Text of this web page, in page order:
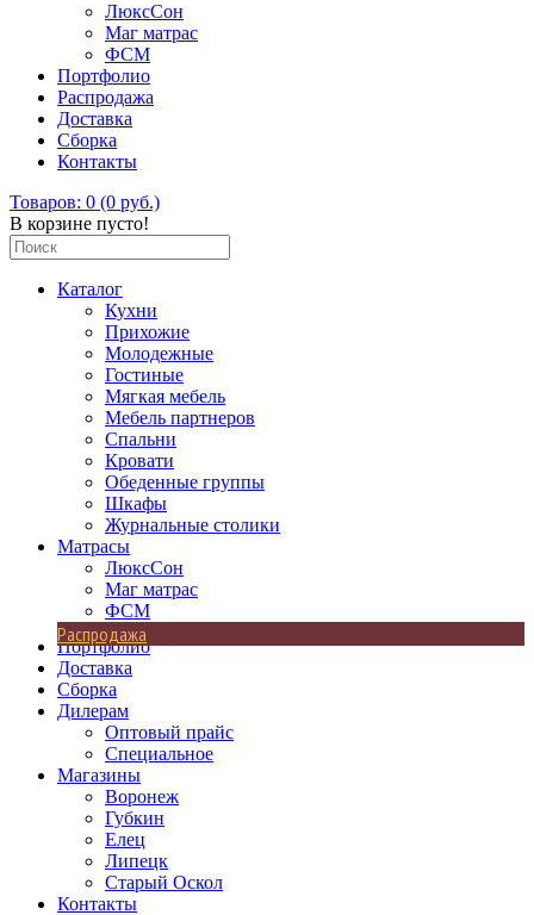
ЛюксСон
Маг матрас
ФСМ
Портфолио
Распродажа
Доставка
Сборка
Контакты
Товаров: 0 (0 руб.)
В корзине пусто!
Каталог
Кухни
Прихожие
Молодежные
Гостиные
Мягкая мебель
Мебель партнеров
Спальни
Кровати
Обеденные группы
Шкафы
Журнальные столики
Матрасы
ЛюксСон
Маг матрас
ФСМ
Распродажа
Портфолио
Доставка
Сборка
Дилерам
Оптовый прайс
Специальное
Магазины
Воронеж
Губкин
Елец
Липецк
Старый Оскол
Контакты